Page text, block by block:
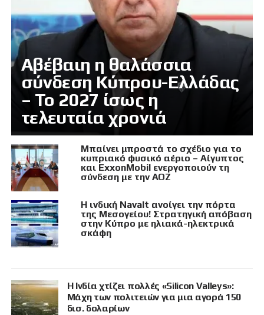
Αβέβαιη η θαλάσσια
σύνδεση Κύπρου-Ελλάδας
– Το 2027 ίσως η
τελευταία χρονιά
Μπαίνει μπροστά το σχέδιο για το
κυπριακό φυσικό αέριο – Αίγυπτος
και ExxonMobil ενεργοποιούν τη
σύνδεση με την ΑΟΖ
Η ινδική Navalt ανοίγει την πόρτα
της Μεσογείου! Στρατηγική απόβαση
στην Κύπρο με ηλιακά-ηλεκτρικά
σκάφη
Η Ινδία χτίζει πολλές «Silicon Valleys»:
Μάχη των πολιτειών για μια αγορά 150
δισ. δολαρίων